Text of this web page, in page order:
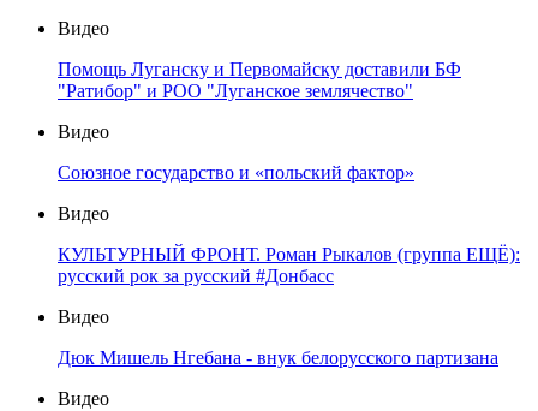
Видео
Помощь Луганску и Первомайску доставили БФ
"Ратибор" и РОО "Луганское землячество"
Видео
Союзное государство и «польский фактор»
Видео
КУЛЬТУРНЫЙ ФРОНТ. Роман Рыкалов (группа ЕЩЁ):
русский рок за русский #Донбасс
Видео
Дюк Мишель Нгебана - внук белорусского партизана
Видео